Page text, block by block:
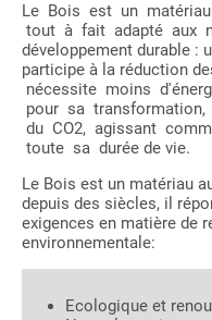
Le Bois est un
tout à fait adapté aux
développement durable :
participe à la réduction
nécessite moins
pour sa
du CO2, agissant
toute sa durée de vie.
Le Bois est un matériau
depuis des siècles, il
exigences en matière de
environnementale:
Ecologique et